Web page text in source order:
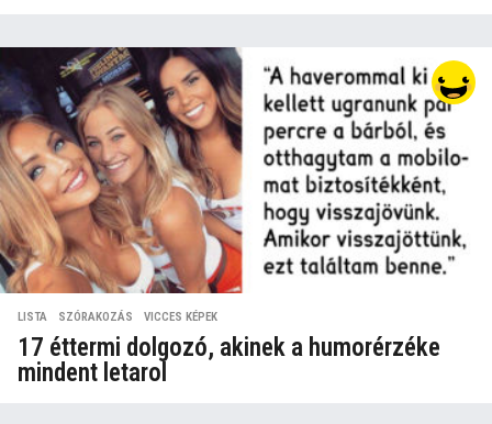
LISTA ,SZÓRAKOZÁS ,VICCES KÉPEK
17 éttermi dolgozó, akinek a humorérzéke
mindent letarol